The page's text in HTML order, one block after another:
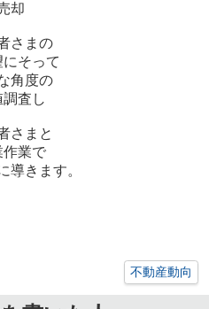
却
さまの
にそって
角度の
調査し
さまと
作業で
導きます。
不動産動向